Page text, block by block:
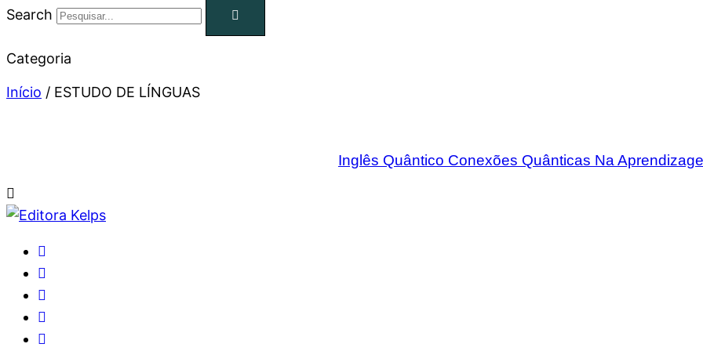
Search
Categoria
Início / ESTUDO DE LÍNGUAS
Inglês Quântico Conexões Quânticas Na